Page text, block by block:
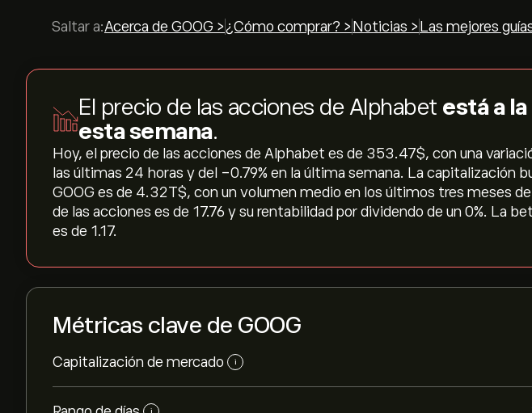
Saltar a:Acerca de GOOG >¿Cómo comprar? > Noticias > Las mejores
El precio de las acciones de Alphabet está a la
esta semana.
Hoy, el precio de las acciones de Alphabet es de 353.47‎$‎, con una
las últimas 24 horas y del ‎-0.79‎% en la última semana. La capitalización
GOOG es de 4.32T‎$‎, con un volumen medio en los últimos tres meses
de las acciones es de 17.76 y su rentabilidad por dividendo de un 0%. La
es de 1.17.
Métricas clave de GOOG
Capitalización de mercado i
i